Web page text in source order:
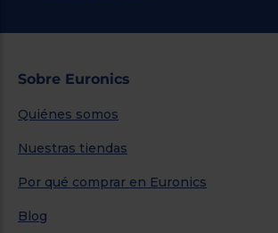
Sobre Euronics
Quiénes somos
Nuestras tiendas
Por qué comprar en Euronics
Blog